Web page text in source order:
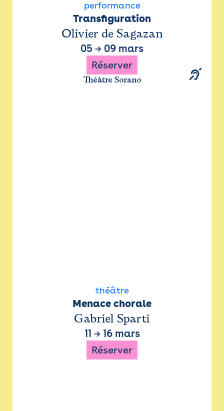
performance
Transfiguration
Olivier de Sagazan
05 → 09 mars
Réserver
Théâtre Sorano
théâtre
Menace chorale
Gabriel Sparti
11 → 16 mars
Réserver